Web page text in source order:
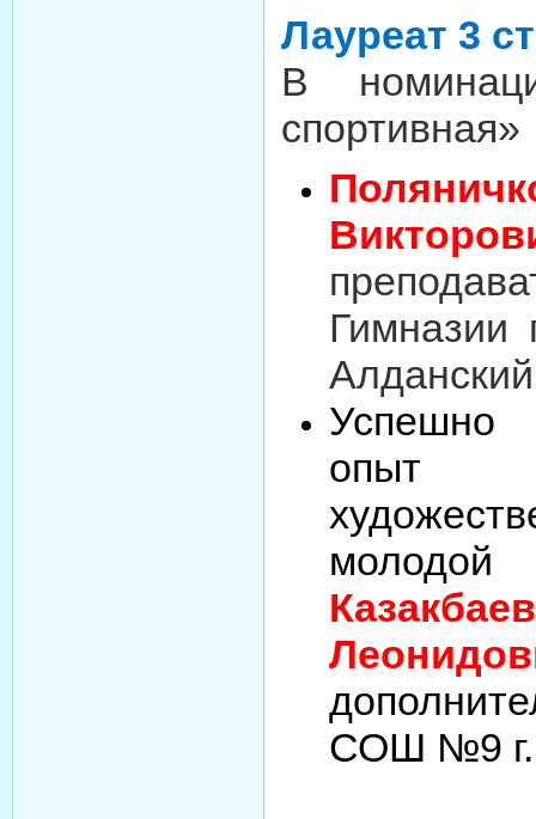
Лауреат 3
В
спортивная»
Гимназии
Успешно
СОШ №9 г.